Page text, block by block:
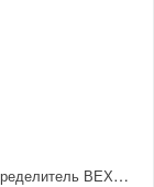
Гидрораспределитель ВЕХ16.64-А Г24 НМ УХЛ4